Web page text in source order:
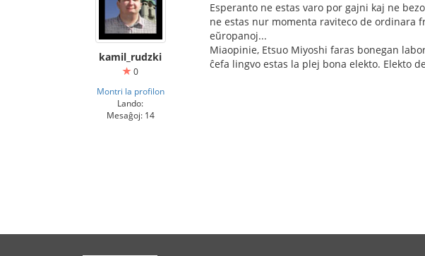
kamil_rudzki
0
Montri la profilon
Lando:
Mesaĝoj: 14
Esperanto ne estas varo por gajni kaj ne
ne estas nur momenta raviteco de ordinara
eŭropanoj...
Miaopinie, Etsuo Miyoshi faras bonegan
ĉefa lingvo estas la plej bona elekto. Elekto